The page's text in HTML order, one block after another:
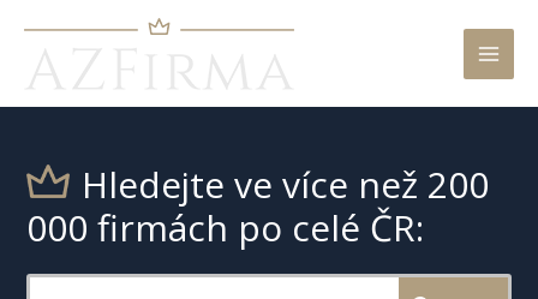
Hledejte ve více než 200
000 firmách po celé ČR: